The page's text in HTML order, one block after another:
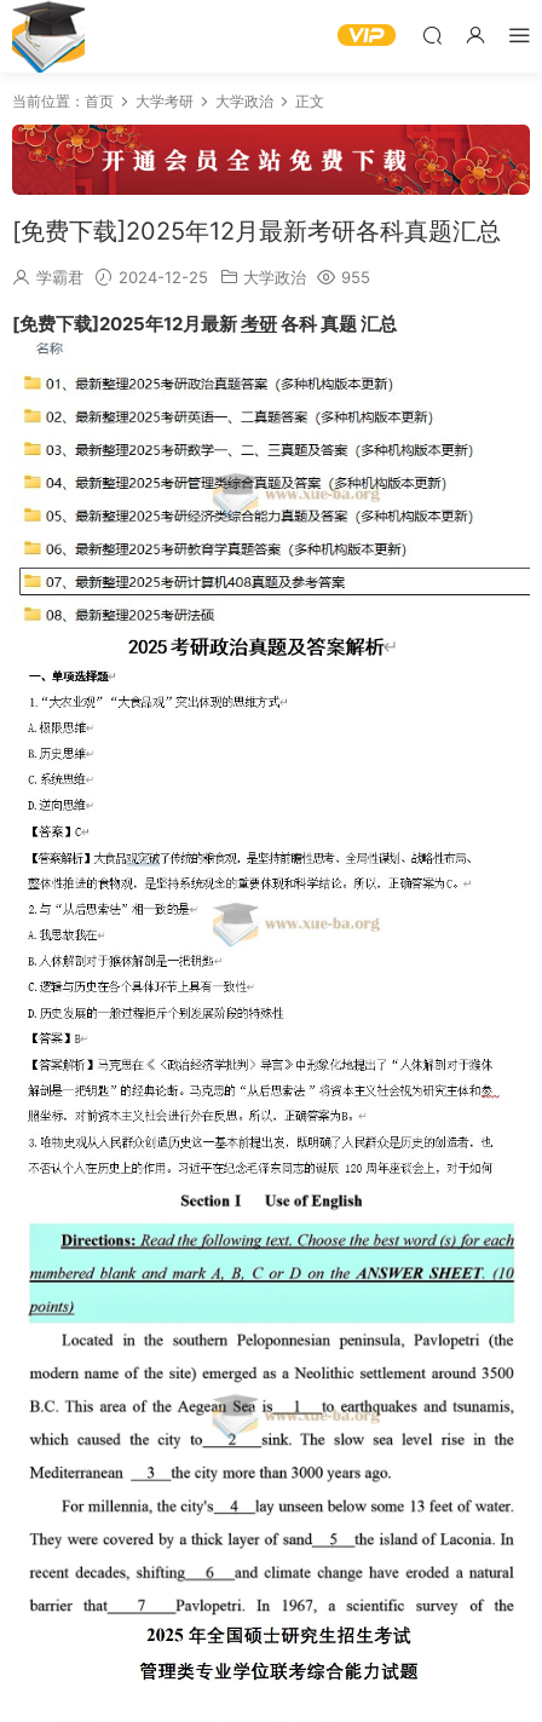
当前位置： 首页 大学考研 大学政治 正文
[免费下载]2025年12月最新考研各科真题汇总
学霸君 2024-12-25 大学政治 955
[免费下载]2025年12月最新考研各科 真题 汇总